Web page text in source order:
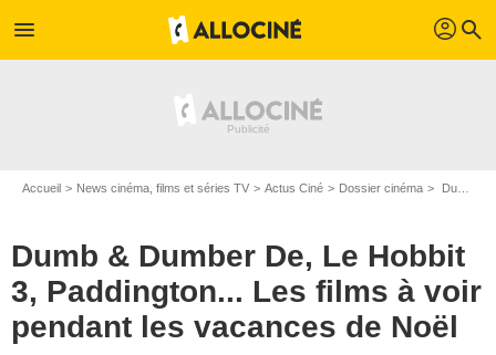
menu profil search
Accueil News cinéma, films et séries TV Actus Ciné Dossier cinéma Dumb & Dumber De, Le Hobbit 3, Paddington... Les films à voir pendant les vacances de Noël
Dumb & Dumber De, Le Hobbit
3, Paddington... Les films à voir
pendant les vacances de Noël